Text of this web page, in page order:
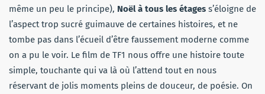
même un peu le principe), Noël à tous les étages s’éloigne de
l’aspect trop sucré guimauve de certaines histoires, et ne
tombe pas dans l’écueil d’être faussement moderne comme
on a pu le voir. Le film de TF1 nous offre une histoire toute
simple, touchante qui va là où l’attend tout en nous
réservant de jolis moments pleins de douceur, de poésie. On